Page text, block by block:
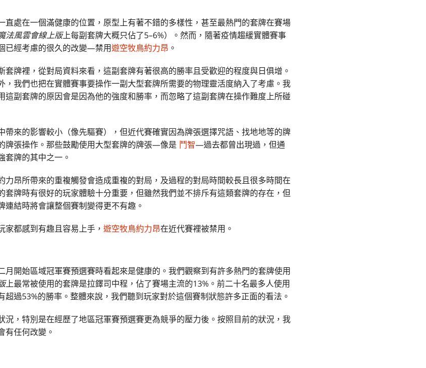
直處在一個滿健康的位置，原型上有著不錯的多樣性，甚至最熱門的套牌在賽場
法風雲會線上版上每副套牌大概只佔了5–6%）。然而，隨著疫情趨緩實體賽事
已經考慮的很久的改變—禁用遊空牧鳥約力昂 。
牌裡，從對局資料來看，這副套牌有著很高的勝率且受歡迎的程度與日俱增。
，我們也把在實體賽事要操作一副大型套牌所需要的物理靈活度納入了考慮。我
這副套牌的原因會是因為他的強度和勝率，而忽略了這副套牌在操作難度上所碰
帶來的影響較小（像先驅賽），但近代賽確實因為牌張選擇咒語、找地地等的牌
牌張操作。那些鼓勵使用大型套牌的牌張—像是 鬥智—過去都曾出現過，但通
套牌的其中之一。
力昂所帶來的重複觸發會造成重複的對局，及過程的對局時間較長且很多時間在
套牌時有很好的玩家體驗十分重要，但雖然我們並不排斥有這類套牌的存在，但
結時將會讓整個賽制變得更不有趣。
都感到有趣且容易上手， 遊空牧鳥約力昂在近代賽裡被禁用。
月開始區域冠軍賽預選賽時看起來是健康的。我們觀察到有許多熱門的套牌使用
上最常被使用的套牌是拉鐸司中程，佔了賽場主流的13%。前二十名最多人使用
超過53%的勝率。整體來說，我們聽到玩家對於這個賽制狀態許多正面的看法。
況，特別是在經歷了地區冠軍賽預選賽更為競爭的壓力後。按照目前的狀況，我
有任何改變。